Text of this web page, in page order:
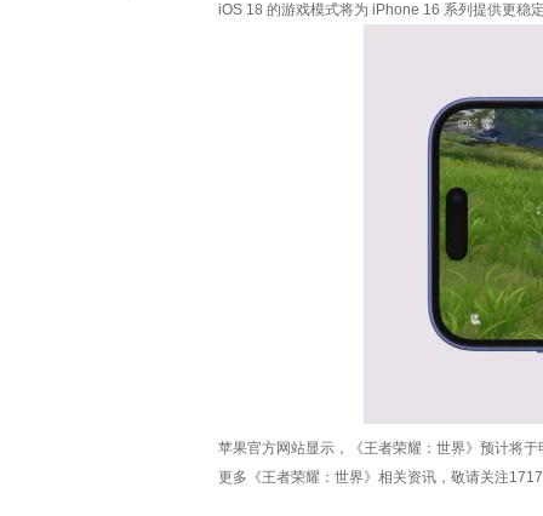
iOS 18 的游戏模式将为 iPhone 16 系列提供更稳
苹果官方网站显示，《王者荣耀：世界》预计将于
更多《王者荣耀：世界》相关资讯，敬请关注